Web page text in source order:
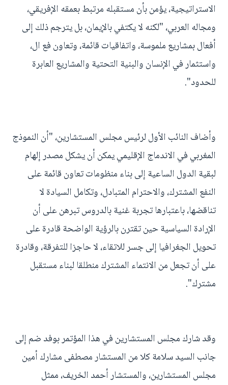
الاستراتيجية، يؤمن بأن مستقبله مرتبط بعمقه الإفريقي،
ومجاله العربي، "لكنه لا يكتفي بالإيمان، بل يترجم ذلك إلى
أفعال بمشاريع ملموسة، واتفاقيات قائمة، وتعاون فع ال،
واستثمار في الإنسان والبنية التحتية والمشاريع العابرة
للحدود".
وأضاف النائب الأول لرئيس مجلس المستشارين، "أن النموذج
المغربي في الاندماج الإقليمي يمكن أن يشكل مصدر إلهام
لبقية الدول الساعية إلى بناء منظومات تعاون قائمة على
النفع المشترك، والاحترام المتبادل، وتكامل السيادة لا
تناقضها، باعتبارها تجربة غنية بالدروس تبرهن على أن
الإرادة السياسية حين تقترن بالرؤية الواضحة قادرة على
تحويل الجغرافيا إلى جسر للاتقاء، لا حاجزا للتفرقة، وقادرة
على أن تجعل من الانتماء المشترك منطلقا لبناء مستقبل
مشترك".
وقد شارك مجلس المستشارين في هذا المؤتمر بوفد ضم إلى
جانب السيد سلامة كلا من المستشار مصطفى مشارك أمين
مجلس المستشارين، والمستشار أحمد الخريف، ممثل